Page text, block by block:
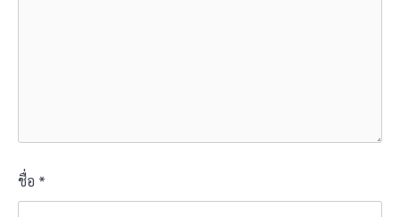
ชื่อ *